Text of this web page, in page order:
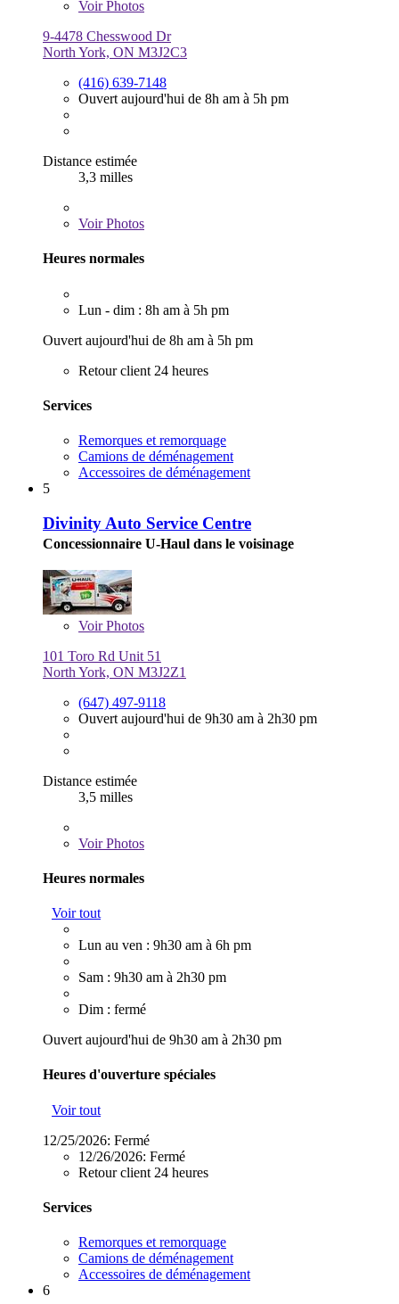
VoirPhotos
9-4478 Chesswood Dr
North York, ON M3J2C3
(416) 639-7148
Ouvert aujourd'hui de 8h am à 5h pm
Distance estimée
3,3 milles
VoirPhotos
Heures normales
Lun - dim : 8h am à 5h pm
Ouvert aujourd'hui de 8h am à 5h pm
Retour client 24 heures
Services
Remorques et remorquage
Camions de déménagement
Accessoires de déménagement
5
Divinity Auto Service Centre
Concessionnaire U-Haul dans le voisinage
VoirPhotos
101 Toro Rd Unit 51
North York, ON M3J2Z1
(647) 497-9118
Ouvert aujourd'hui de 9h30 am à 2h30 pm
Distance estimée
3,5 milles
VoirPhotos
Heures normales
Voir tout
Lun au ven : 9h30 am à 6h pm
Sam : 9h30 am à 2h30 pm
Dim : fermé
Ouvert aujourd'hui de 9h30 am à 2h30 pm
Heures d'ouverture spéciales
Voir tout
12/25/2026: Fermé
12/26/2026: Fermé
Retour client 24 heures
Services
Remorques et remorquage
Camions de déménagement
Accessoires de déménagement
6